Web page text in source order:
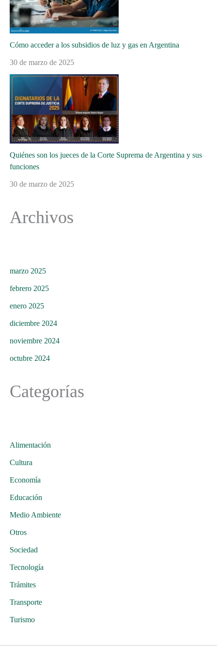
Cómo acceder a los subsidios de luz y gas en Argentina
30 de marzo de 2025
Quiénes son los jueces de la Corte Suprema de Argentina y sus
funciones
30 de marzo de 2025
Archivos
marzo 2025
febrero 2025
enero 2025
diciembre 2024
noviembre 2024
octubre 2024
Categorías
Alimentación
Cultura
Economía
Educación
Medio Ambiente
Otros
Sociedad
Tecnología
Trámites
Transporte
Turismo